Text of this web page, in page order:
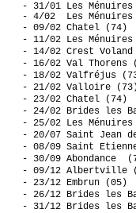
- 31/01 Les
- 4/02
Les
- 09/02 Chatel (74)
- 11/02 Les
- 14/02 Crest Voland
- 16/02 Val Thorens
- 18/02 Valfréjus
- 21/02 Valloire
- 23/02 Chatel (74)
- 24/02 Brides les
- 25/02 Les Ménuires
- 20/07 Saint Jean
- 08/09 Saint
- 30/09 Abondance
- 09/12 Albertville
- 23/12 Embrun (05)
- 26/12 Brides les
- 31/12 Brides les